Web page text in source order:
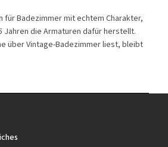
für Badezimmer mit echtem Charakter,
Jahren die Armaturen dafür herstellt.
über Vintage-Badezimmer liest, bleibt